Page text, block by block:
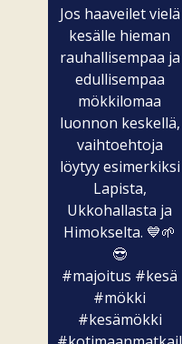
Jos haaveilet vielä
kesälle hieman
rauhallisempaa ja
edullisempaa
mökkilomaa
luonnon keskellä,
vaihtoehtoja
löytyy esimerkiksi
Lapista,
Ukkohallasta ja
Himokselta. 💙🌱
😎
#majoitus #kesä
#mökki
#kesämökki